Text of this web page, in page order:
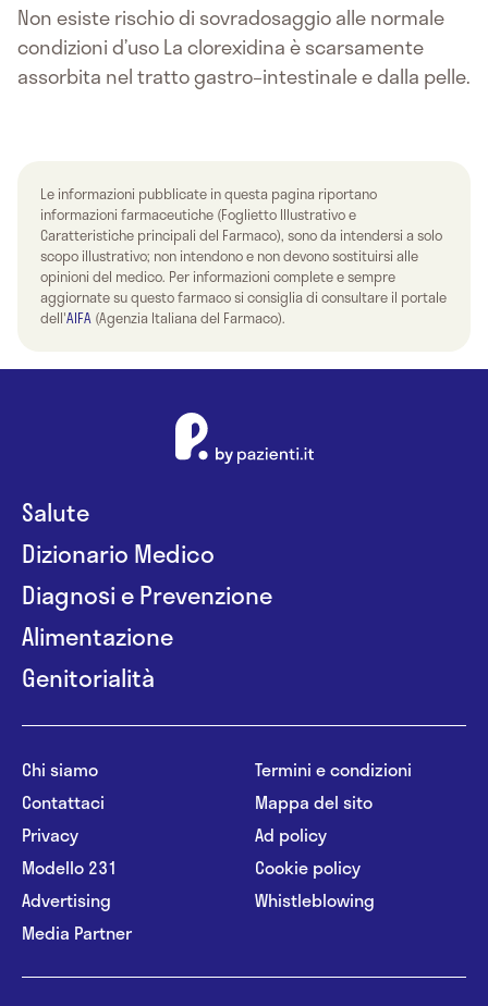
Non esiste rischio di sovradosaggio alle normale
condizioni d’uso La clorexidina è scarsamente
assorbita nel tratto gastro–intestinale e dalla pelle.
Le informazioni pubblicate in questa pagina riportano
informazioni farmaceutiche (Foglietto Illustrativo e
Caratteristiche principali del Farmaco), sono da intendersi a solo
scopo illustrativo; non intendono e non devono sostituirsi alle
opinioni del medico. Per informazioni complete e sempre
aggiornate su questo farmaco si consiglia di consultare il portale
dell'AIFA (Agenzia Italiana del Farmaco).
Salute
Dizionario Medico
Diagnosi e Prevenzione
Alimentazione
Genitorialità
Chi siamo
Contattaci
Privacy
Modello 231
Advertising
Media Partner
Termini e condizioni
Mappa del sito
Ad policy
Cookie policy
Whistleblowing